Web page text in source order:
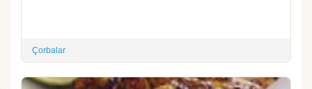
Çorbalar